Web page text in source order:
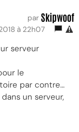
par Skipwoof
à 22h07
serveur
le
par contre...
un serveur,